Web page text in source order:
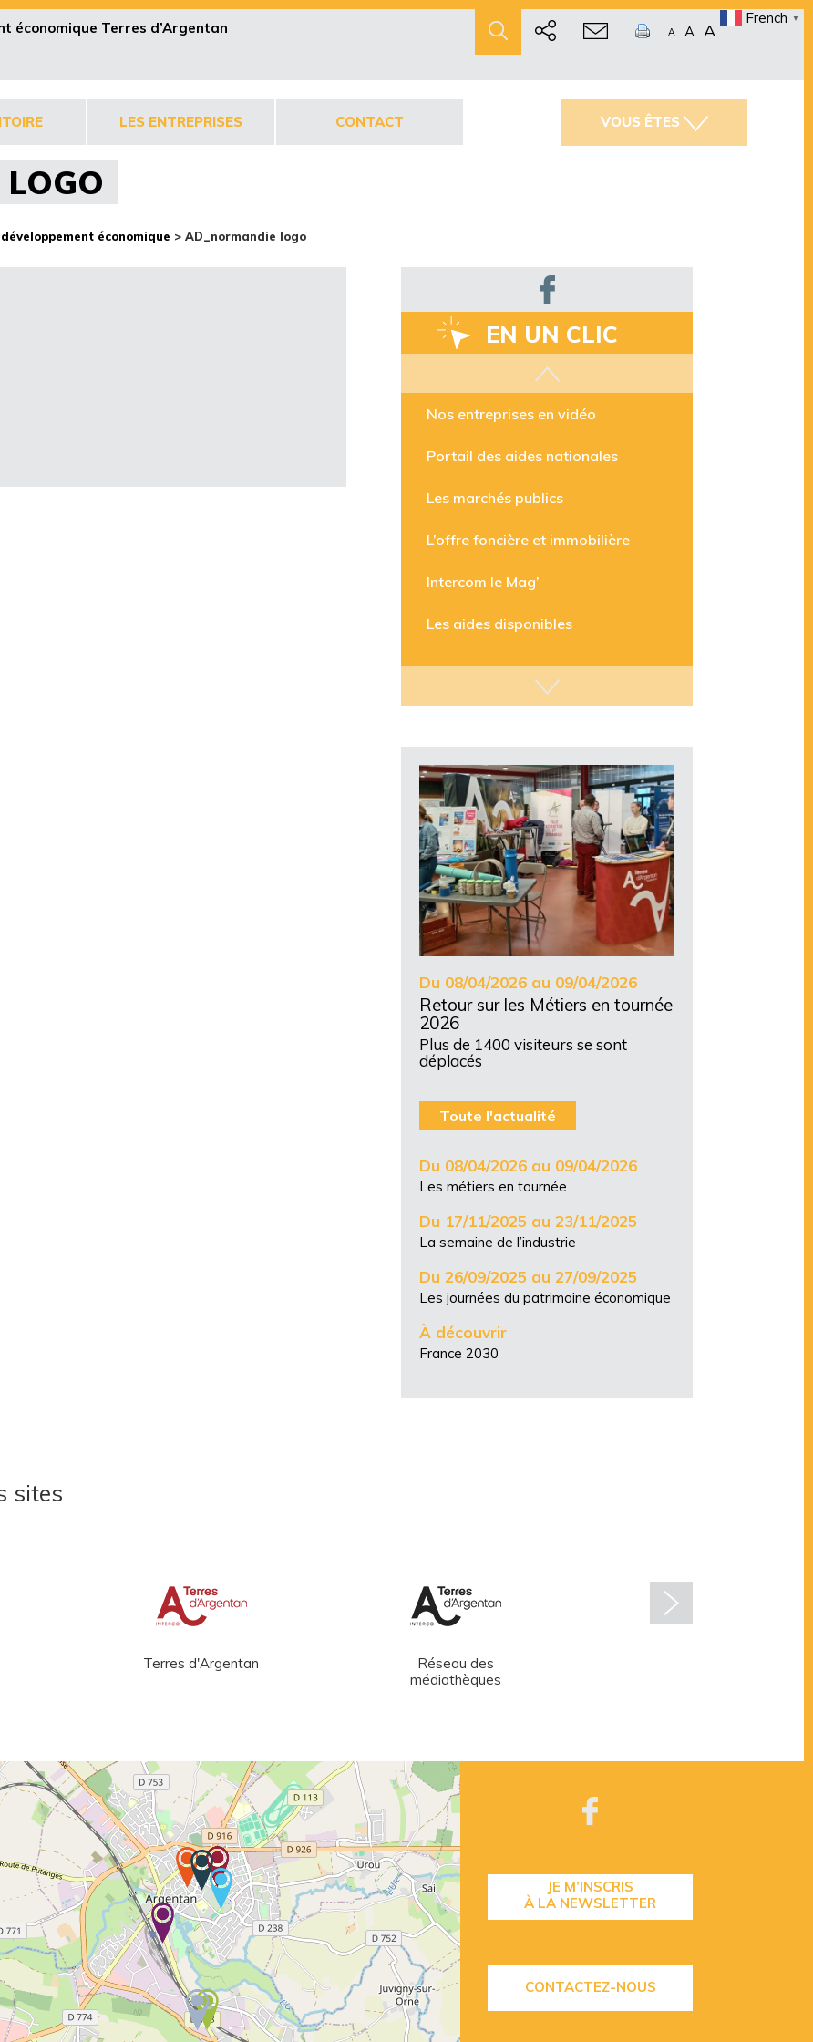
économique Terres d’Argentan
A A A
French ▼
LES ENTREPRISES CONTACT VOUS ÊTES
économique > AD_normandie logo
EN UN CLIC
Les aides disponibles
Du 08/04/2026 au 09/04/2026
Retour sur les Métiers en tournée
2026
Plus de 1400 visiteurs se sont
déplacés
Toute l'actualité
Du 08/04/2026 au 09/04/2026
Les métiers en tournée
Du 17/11/2025 au 23/11/2025
La semaine de l’industrie
Du 26/09/2025 au 27/09/2025
Les journées du patrimoine économique
À découvrir
France 2030
sites
Terres d'Argentan
Réseau des
médiathèques
JE M’INSCRIS
À LA NEWSLETTER
CONTACTEZ-NOUS